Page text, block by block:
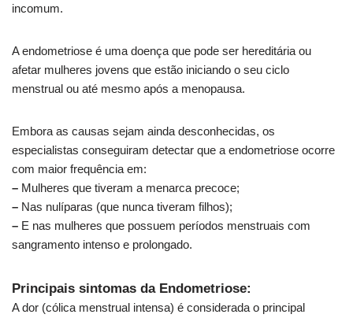
incomum.
A endometriose é uma doença que pode ser hereditária ou
afetar mulheres jovens que estão iniciando o seu ciclo
menstrual ou até mesmo após a menopausa.
Embora as causas sejam ainda desconhecidas, os
especialistas conseguiram detectar que a endometriose ocorre
com maior frequência em:
– Mulheres que tiveram a menarca precoce;
– Nas nulíparas (que nunca tiveram filhos);
– E nas mulheres que possuem períodos menstruais com
sangramento intenso e prolongado.
Principais sintomas da Endometriose:
A dor (cólica menstrual intensa) é considerada o principal